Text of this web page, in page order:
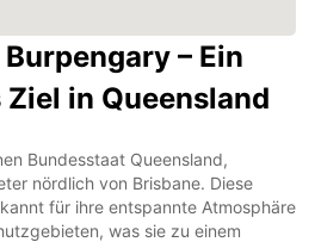
– Ein
in Queensland
Bundesstaat Queensland,
nördlich von Brisbane. Diese
für ihre entspannte Atmosphäre
was sie zu einem